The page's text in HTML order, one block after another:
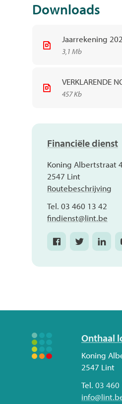
Downloads
Jaarrekening
3,1 Mb
VERKLARENDE
457 Kb
Contact
Financiële dienst
Adres
Koning Albertstraat
,2547 Lint
Routebeschrijving
Tel. 03 460 13 42
E-
findienst@lint.be
Facebook
Financiële
Twitter
Financiële
Linkedin
Volg
ons
Onthaal
Adres
Koning
2547 Lint
Tel. 03 460
E-
info@